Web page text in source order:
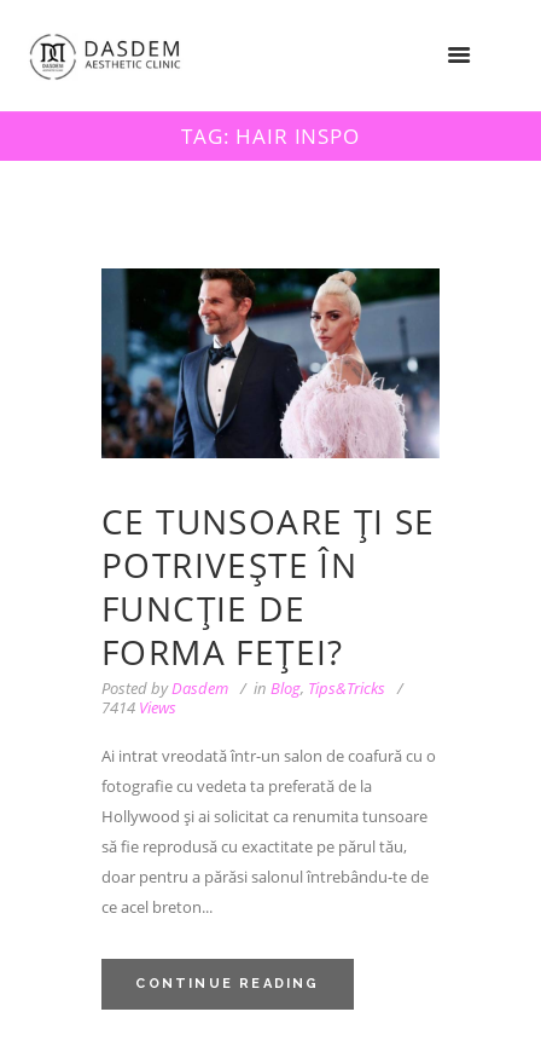
TAG: HAIR INSPO
CE TUNSOARE ȚI SE
POTRIVEȘTE ÎN
FUNCȚIE DE
FORMA FEȚEI?
Posted byDasdem in Blog, Tips&Tricks
7414 Views
Ai intrat vreodată într-un salon de coafură cu o
fotografie cu vedeta ta preferată de la
Hollywood și ai solicitat ca renumita tunsoare
să fie reprodusă cu exactitate pe părul tău,
doar pentru a părăsi salonul întrebându-te de
ce acel breton...
CONTINUE READING